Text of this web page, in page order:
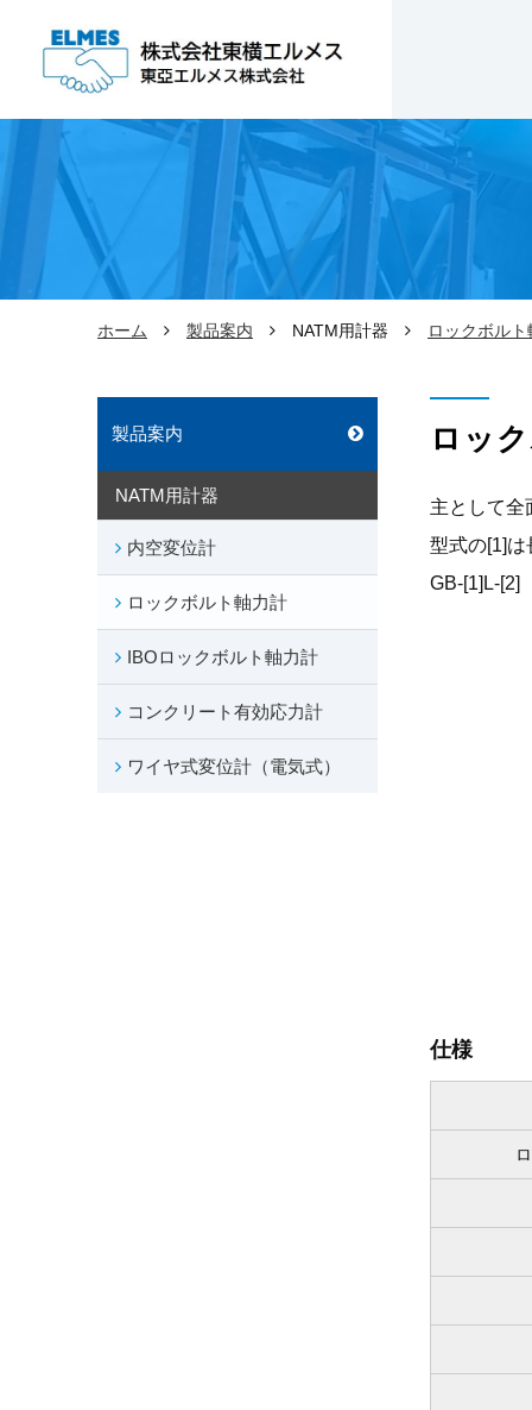
ホーム 製品案内 NATM用計器 ロックボルト
製品案内
NATM用計器
内空変位計
ロックボルト軸力計
IBOロックボルト軸力計
コンクリート有効応力計
ワイヤ式変位計（電気式）
ロッ
主として全
型式の[1]は
GB-[1]L-[2]
仕様